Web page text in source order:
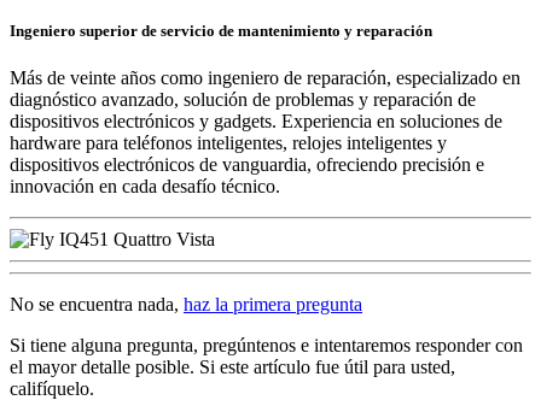
Ingeniero superior de servicio de mantenimiento y reparación
Más de veinte años como ingeniero de reparación, especializado en
diagnóstico avanzado, solución de problemas y reparación de
dispositivos electrónicos y gadgets. Experiencia en soluciones de
hardware para teléfonos inteligentes, relojes inteligentes y
dispositivos electrónicos de vanguardia, ofreciendo precisión e
innovación en cada desafío técnico.
No se encuentra nada, haz la primera pregunta
Si tiene alguna pregunta, pregúntenos e intentaremos responder con
el mayor detalle posible. Si este artículo fue útil para usted,
califíquelo.